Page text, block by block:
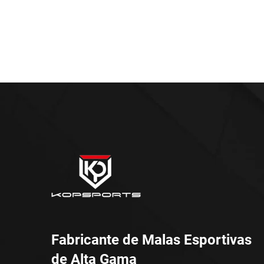
Fabricante de Malas Esportivas
de Alta Gama